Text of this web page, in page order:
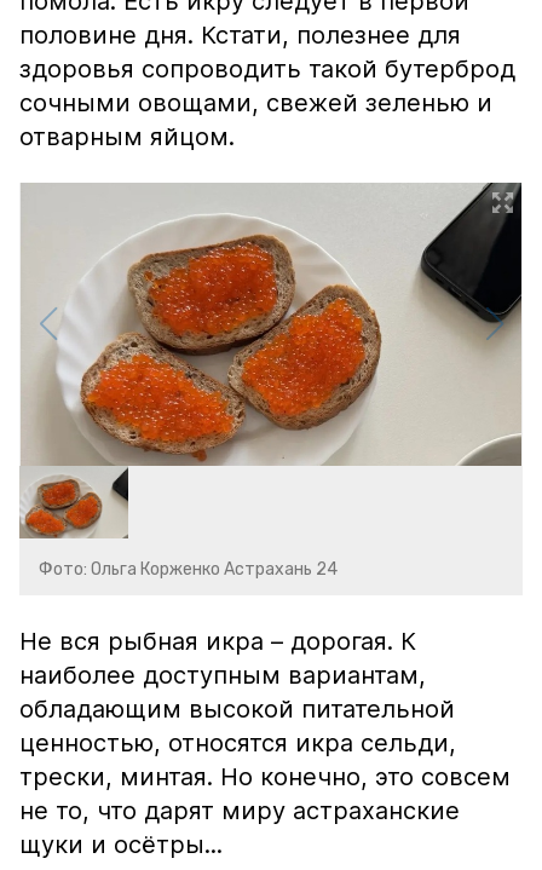
половине дня. Кстати, полезнее для
здоровья сопроводить такой бутерброд
сочными овощами, свежей зеленью и
отварным яйцом.
Фото: Ольга Корженко Астрахань 24
Не вся рыбная икра – дорогая. К
наиболее доступным вариантам,
обладающим высокой питательной
ценностью, относятся икра сельди,
трески, минтая. Но конечно, это совсем
не то, что дарят миру астраханские
щуки и осётры...